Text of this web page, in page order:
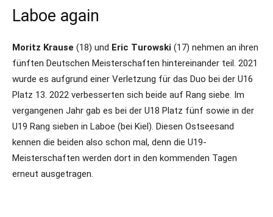
Laboe again
Moritz Krause (18) und Eric Turowski (17) nehmen an ihren
fünften Deutschen Meisterschaften hintereinander teil. 2021
wurde es aufgrund einer Verletzung für das Duo bei der U16
Platz 13. 2022 verbesserten sich beide auf Rang siebe. Im
vergangenen Jahr gab es bei der U18 Platz fünf sowie in der
U19 Rang sieben in Laboe (bei Kiel). Diesen Ostseesand
kennen die beiden also schon mal, denn die U19-
Meisterschaften werden dort in den kommenden Tagen
erneut ausgetragen.